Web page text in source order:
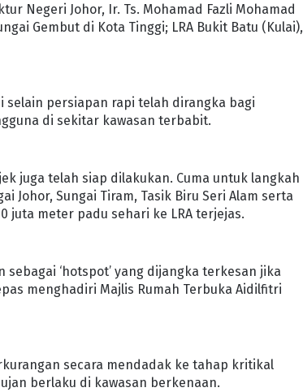
Negeri Johor, Ir. Ts. Mohamad Fazli Mohamad
Gembut di Kota Tinggi; LRA Bukit Batu (Kulai),
selain persiapan rapi telah dirangka bagi
di sekitar kawasan terbabit.
juga telah siap dilakukan. Cuma untuk langkah
Johor, Sungai Tiram, Tasik Biru Seri Alam serta
juta meter padu sehari ke LRA terjejas.
‘hotspot’ yang dijangka terkesan jika
menghadiri Majlis Rumah Terbuka Aidilfitri
secara mendadak ke tahap kritikal
berlaku di kawasan berkenaan.